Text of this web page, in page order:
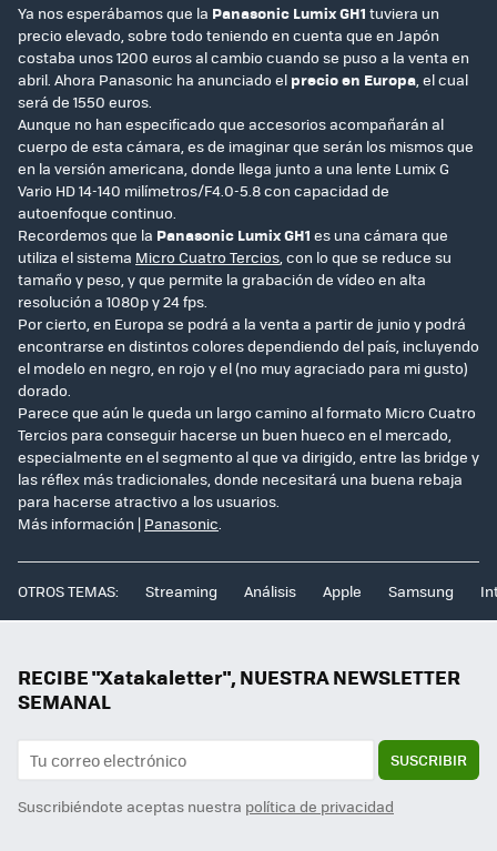
Ya nos esperábamos que la Panasonic Lumix GH1 tuviera un
precio elevado, sobre todo teniendo en cuenta que en Japón
costaba unos 1200 euros al cambio cuando se puso a la venta en
abril. Ahora Panasonic ha anunciado el precio en Europa , el cual
será de 1550 euros.
Aunque no han especificado que accesorios acompañarán al
cuerpo de esta cámara, es de imaginar que serán los mismos que
en la versión americana, donde llega junto a una lente Lumix G
Vario HD 14-140 milímetros/F4.0-5.8 con capacidad de
autoenfoque continuo.
Recordemos que la Panasonic Lumix GH1 es una cámara que
utiliza el sistema Micro Cuatro Tercios , con lo que se reduce su
tamaño y peso, y que permite la grabación de vídeo en alta
resolución a 1080p y 24 fps.
Por cierto, en Europa se podrá a la venta a partir de junio y podrá
encontrarse en distintos colores dependiendo del país, incluyendo
el modelo en negro, en rojo y el (no muy agraciado para mi gusto)
dorado.
Parece que aún le queda un largo camino al formato Micro Cuatro
Tercios para conseguir hacerse un buen hueco en el mercado,
especialmente en el segmento al que va dirigido, entre las bridge y
las réflex más tradicionales, donde necesitará una buena rebaja
para hacerse atractivo a los usuarios.
Más información | Panasonic
OTROS TEMAS: Streaming Análisis Apple Samsung
RECIBE "Xatakaletter", NUESTRA NEWSLETTER
SEMANAL
SUSCRIBIR
Suscribiéndote aceptas nuestra política de privacidad